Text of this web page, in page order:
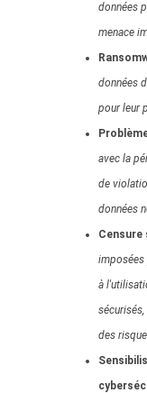
données
menace
données
pour leur
avec la
de
données
imposées
à
des